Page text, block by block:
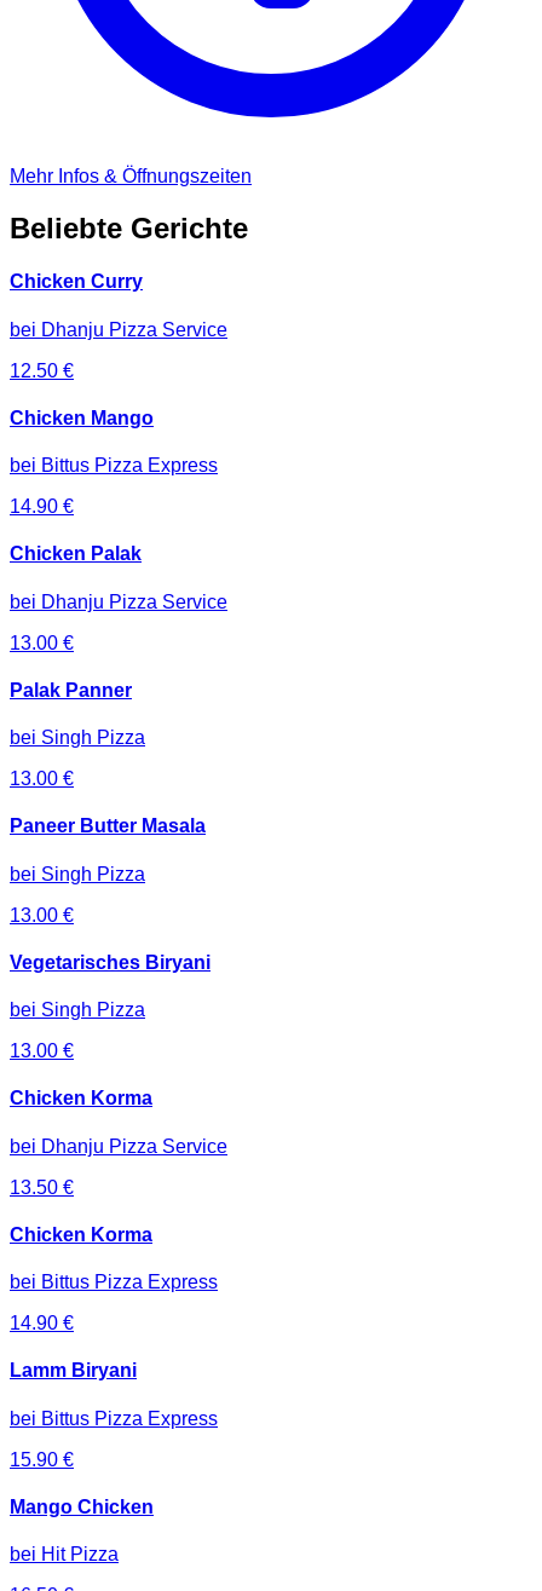
Mehr Infos & Öffnungszeiten
Beliebte Gerichte
Chicken Curry
bei Dhanju Pizza Service
12.50 €
Chicken Mango
bei Bittus Pizza Express
14.90 €
Chicken Palak
bei Dhanju Pizza Service
13.00 €
Palak Panner
bei Singh Pizza
13.00 €
Paneer Butter Masala
bei Singh Pizza
13.00 €
Vegetarisches Biryani
bei Singh Pizza
13.00 €
Chicken Korma
bei Dhanju Pizza Service
13.50 €
Chicken Korma
bei Bittus Pizza Express
14.90 €
Lamm Biryani
bei Bittus Pizza Express
15.90 €
Mango Chicken
bei Hit Pizza